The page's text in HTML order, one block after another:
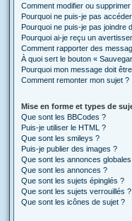
Comment modifier ou
Pourquoi ne puis-je pas
Pourquoi ne puis-je pas joindre
Pourquoi ai-je reçu un
Comment rapporter des
À quoi sert le bouton «
Pourquoi mon message doit
Comment remonter mon sujet ?
Mise en forme et types de
Que sont les BBCodes ?
Puis-je utiliser le HTML ?
Que sont les smileys ?
Puis-je publier des images ?
Que sont les annonces
Que sont les annonces ?
Que sont les sujets épinglés ?
Que sont les sujets verrouillés ?
Que sont les icônes de sujet ?